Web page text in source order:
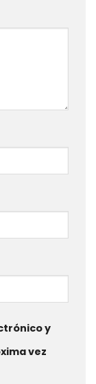
y
vez